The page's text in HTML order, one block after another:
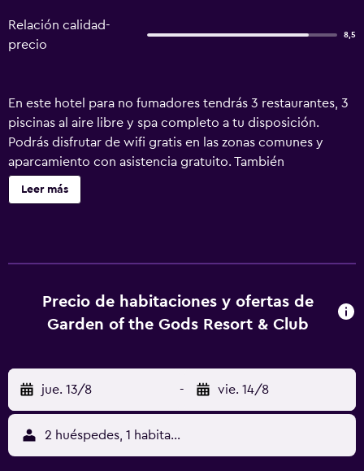
Relación calidad-
precio
8,5
En este hotel para no fumadores tendrás 3 restaurantes, 3
piscinas al aire libre y spa completo a tu disposición.
Podrás disfrutar de wifi gratis en las zonas comunes y
aparcamiento con asistencia gratuito. También
encontrarás un campo de golf, 2 bares o salas y un
gimnasio. Garden of the Gods Resort and Club ofrece 117
ofrece una televisión de pantalla plana de 42 pulgadas con
canales por cable de suscripción y películas de pago. Los
tetera. Los baños están dotados de albornoces, zapatillas,
artículos de higiene personal gratuitos y secador de pelo.
Este hotel en Colorado Springs ofrece acceso a Internet
wifi gratis con una velocidad de 25 Mbps o más. Los
servicios para las personas de negocios incluyen
Leer más
Precio de habitaciones y ofertas de
Garden of the Gods Resort & Club
jue. 13/8 - vie. 14/8
2 huéspedes, 1 habitación